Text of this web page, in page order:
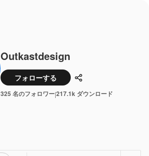
Outkastdesign
フォローする 共有
325 名のフォロワー|217.1k ダウンロード